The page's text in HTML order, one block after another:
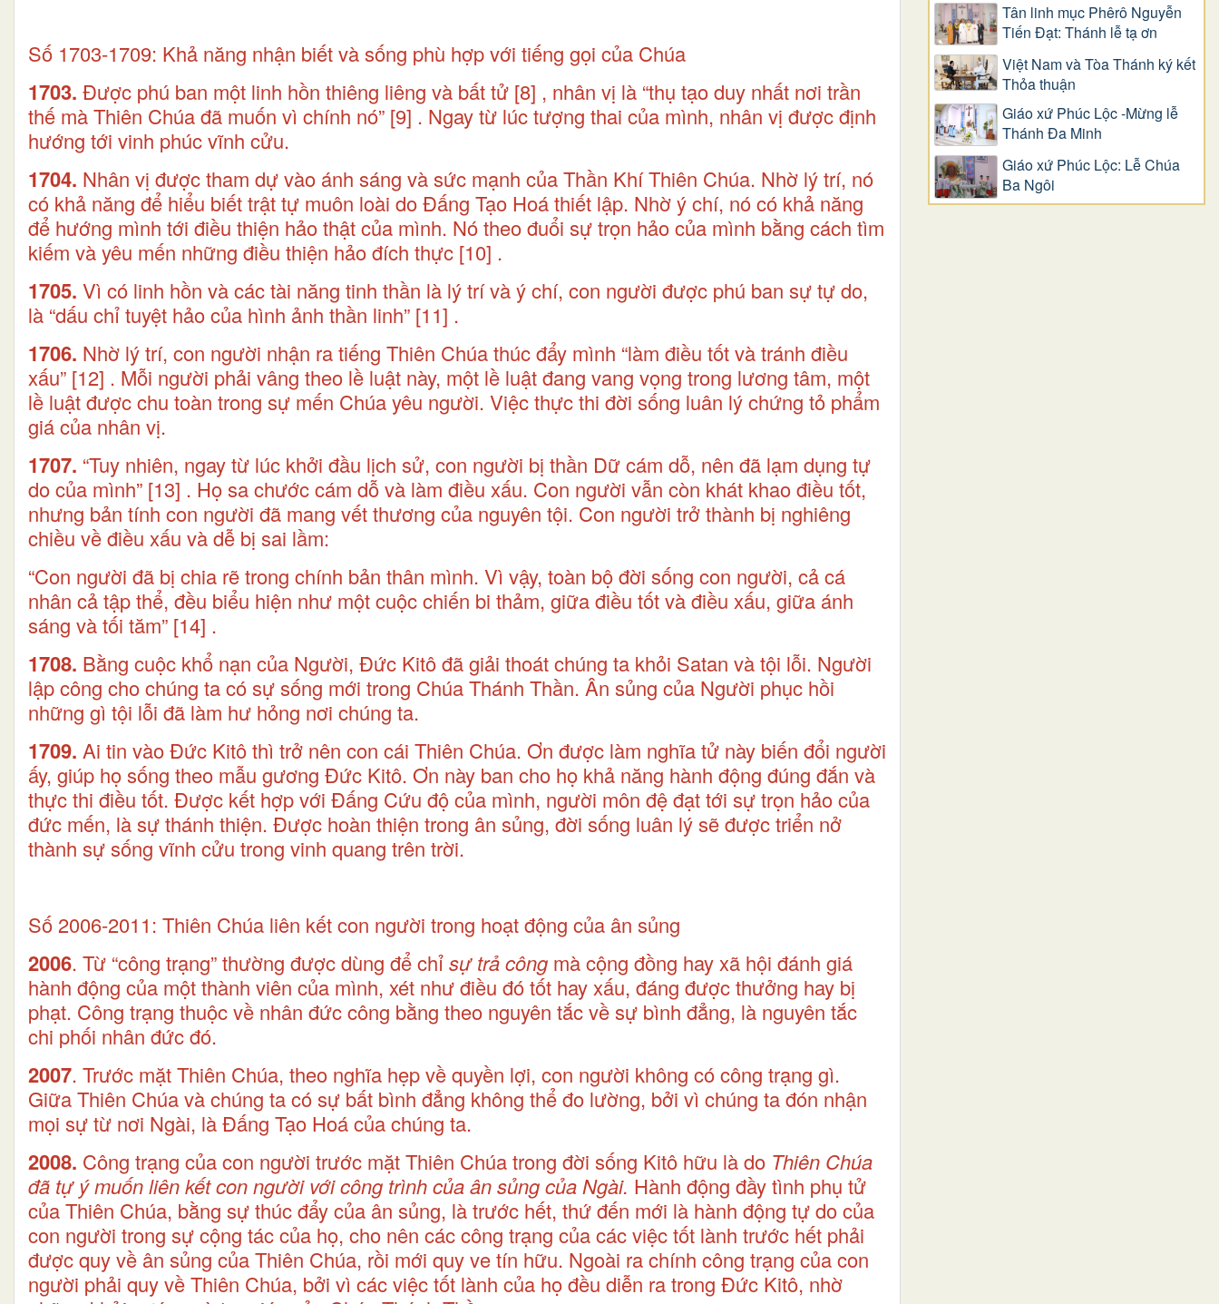
Số 1703-1709: Khả năng nhận biết và sống phù hợp với tiếng gọi của Chúa
1703. Được phú ban một linh hồn thiêng liêng và bất tử [8] , nhân vị là “thụ tạo duy nhất nơi trần
thế mà Thiên Chúa đã muốn vì chính nó” [9] . Ngay từ lúc tượng thai của mình, nhân vị được định
hướng tới vinh phúc vĩnh cửu.
1704. Nhân vị được tham dự vào ánh sáng và sức mạnh của Thần Khí Thiên Chúa. Nhờ lý trí, nó
có khả năng để hiểu biết trật tự muôn loài do Đấng Tạo Hoá thiết lập. Nhờ ý chí, nó có khả năng
để hướng mình tới điều thiện hảo thật của mình. Nó theo đuổi sự trọn hảo của mình bằng cách tìm
kiếm và yêu mến những điều thiện hảo đích thực [10] .
1705. Vì có linh hồn và các tài năng tinh thần là lý trí và ý chí, con người được phú ban sự tự do,
là “dấu chỉ tuyệt hảo của hình ảnh thần linh” [11] .
1706. Nhờ lý trí, con người nhận ra tiếng Thiên Chúa thúc đẩy mình “làm điều tốt và tránh điều
xấu” [12] . Mỗi người phải vâng theo lề luật này, một lề luật đang vang vọng trong lương tâm, một
lề luật được chu toàn trong sự mến Chúa yêu người. Việc thực thi đời sống luân lý chứng tỏ phẩm
giá của nhân vị.
1707. “Tuy nhiên, ngay từ lúc khởi đầu lịch sử, con người bị thần Dữ cám dỗ, nên đã lạm dụng tự
do của mình” [13] . Họ sa chước cám dỗ và làm điều xấu. Con người vẫn còn khát khao điều tốt,
nhưng bản tính con người đã mang vết thương của nguyên tội. Con người trở thành bị nghiêng
chiều về điều xấu và dễ bị sai lầm:
“Con người đã bị chia rẽ trong chính bản thân mình. Vì vậy, toàn bộ đời sống con người, cả cá
nhân cả tập thể, đều biểu hiện như một cuộc chiến bi thảm, giữa điều tốt và điều xấu, giữa ánh
sáng và tối tăm” [14] .
1708. Bằng cuộc khổ nạn của Người, Đức Kitô đã giải thoát chúng ta khỏi Satan và tội lỗi. Người
lập công cho chúng ta có sự sống mới trong Chúa Thánh Thần. Ân sủng của Người phục hồi
những gì tội lỗi đã làm hư hỏng nơi chúng ta.
1709. Ai tin vào Đức Kitô thì trở nên con cái Thiên Chúa. Ơn được làm nghĩa tử này biến đổi người
ấy, giúp họ sống theo mẫu gương Đức Kitô. Ơn này ban cho họ khả năng hành động đúng đắn và
thực thi điều tốt. Được kết hợp với Đấng Cứu độ của mình, người môn đệ đạt tới sự trọn hảo của
đức mến, là sự thánh thiện. Được hoàn thiện trong ân sủng, đời sống luân lý sẽ được triển nở
thành sự sống vĩnh cửu trong vinh quang trên trời.
Số 2006-2011: Thiên Chúa liên kết con người trong hoạt động của ân sủng
2006. Từ “công trạng” thường được dùng để chỉsự trả công mà cộng đồng hay xã hội đánh giá
hành động của một thành viên của mình, xét như điều đó tốt hay xấu, đáng được thưởng hay bị
phạt. Công trạng thuộc về nhân đức công bằng theo nguyên tắc về sự bình đẳng, là nguyên tắc
chi phối nhân đức đó.
2007. Trước mặt Thiên Chúa, theo nghĩa hẹp về quyền lợi, con người không có công trạng gì.
Giữa Thiên Chúa và chúng ta có sự bất bình đẳng không thể đo lường, bởi vì chúng ta đón nhận
mọi sự từ nơi Ngài, là Đấng Tạo Hoá của chúng ta.
2008. Công trạng của con người trước mặt Thiên Chúa trong đời sống Kitô hữu là do Thiên Chúa
đã tự ý muốn liên kết con người với công trình của ân sủng của Ngài. Hành động đầy tình phụ tử
của Thiên Chúa, bằng sự thúc đẩy của ân sủng, là trước hết, thứ đến mới là hành động tự do của
con người trong sự cộng tác của họ, cho nên các công trạng của các việc tốt lành trước hết phải
được quy về ân sủng của Thiên Chúa, rồi mới quy ve tín hữu. Ngoài ra chính công trạng của con
người phải quy về Thiên Chúa, bởi vì các việc tốt lành của họ đều diễn ra trong Đức Kitô, nhờ
Tân linh mục Phêrô Nguyễn
Tiến Đạt: Thánh lễ tạ ơn
Việt Nam và Tòa Thánh ký kết
Thỏa thuận
Giáo xứ Phúc Lộc -Mừng lễ
Thánh Đa Minh
Giáo xứ Phúc Lộc: Lễ Chúa
Ba Ngôi